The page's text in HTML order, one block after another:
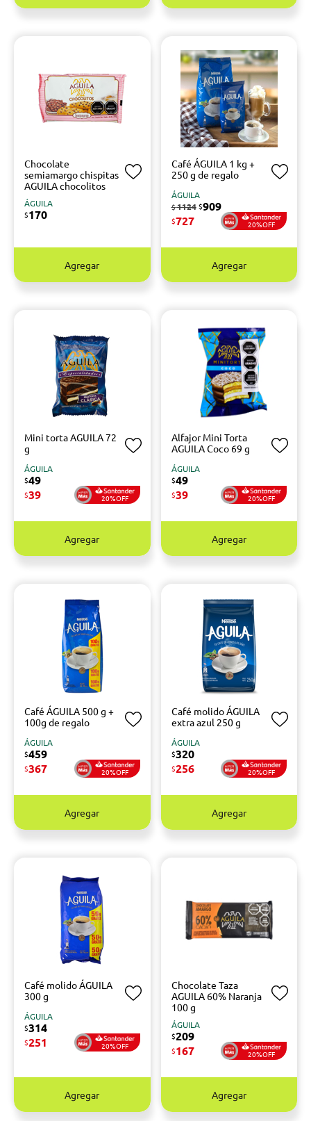
Chocolate
semiamargo chispitas
AGUILA chocolitos
ÁGUILA
$170
Agregar
Café ÁGUILA 1 kg +
250 g de regalo
ÁGUILA
$1124 $909
$727 20%OFF
Agregar
Mini torta AGUILA 72
g
ÁGUILA
$49
$39 20%OFF
Agregar
Alfajor Mini Torta
AGUILA Coco 69 g
ÁGUILA
$49
$39 20%OFF
Agregar
Café ÁGUILA 500 g +
100g de regalo
ÁGUILA
$459
$367 20%OFF
Agregar
Café molido ÁGUILA
extra azul 250 g
ÁGUILA
$320
$256 20%OFF
Agregar
Café molido ÁGUILA
300 g
ÁGUILA
$314
$251 20%OFF
Agregar
Chocolate Taza
AGUILA 60% Naranja
100 g
ÁGUILA
$209
$167 20%OFF
Agregar